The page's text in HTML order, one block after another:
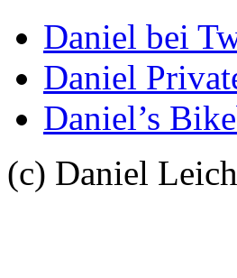
Daniel bei
Daniel
Daniel’s
(c) Daniel